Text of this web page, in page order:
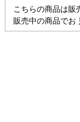
こちらの商品は販
販売中の商品でお